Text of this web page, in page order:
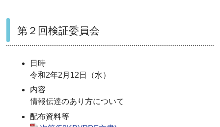
第２回検証委員会
日時
令和2年2月12日（水）
内容
情報伝達のあり方について
配布資料等